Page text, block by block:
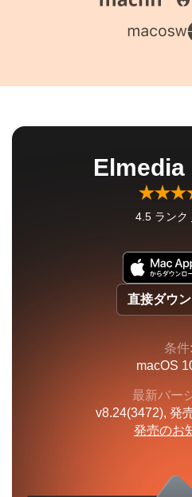
Elmedia
4.5 ランク
直接ダウ
条件:
macOS
最新バー
v8.24(3472), 発
発売のお